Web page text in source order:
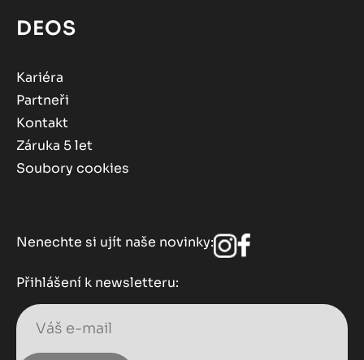
DEOS
Kariéra
Partneři
Kontakt
Záruka 5 let
Soubory cookies
Nenechte si ujít naše novinky:
Přihlášení k newsletteru: